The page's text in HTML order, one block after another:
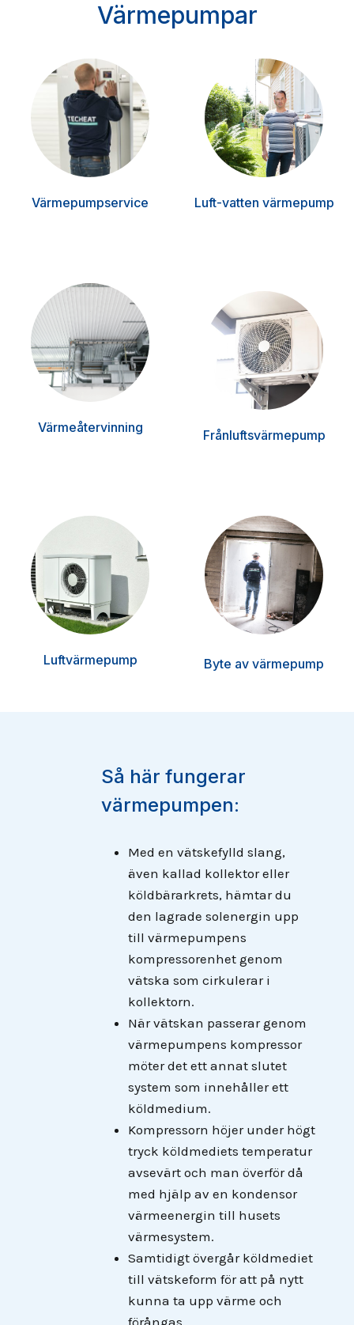
Värmepumpar
Värmepumpservice Luft-vatten värmepump
Värmeåtervinning Frånluftsvärmepump
Luftvärmepump Byte av värmepump
Så här fungerar
värmepumpen:
Med en vätskefylld slang,
även kallad kollektor eller
köldbärarkrets, hämtar du
den lagrade solenergin upp
till värmepumpens
kompressorenhet genom
vätska som cirkulerar i
kollektorn.
När vätskan passerar genom
värmepumpens kompressor
möter det ett annat slutet
system som innehåller ett
köldmedium.
Kompressorn höjer under högt
tryck köldmediets temperatur
avsevärt och man överför då
med hjälp av en kondensor
värmeenergin till husets
värmesystem.
Samtidigt övergår köldmediet
till vätskeform för att på nytt
kunna ta upp värme och
förångas.